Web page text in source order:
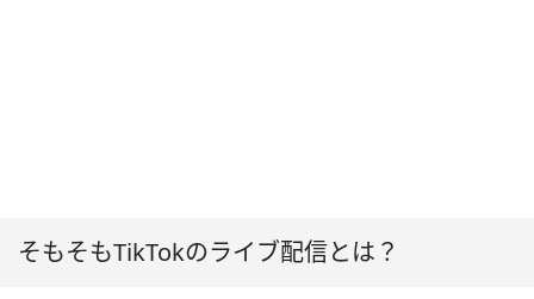
そもそもTikTokのライブ配信とは？